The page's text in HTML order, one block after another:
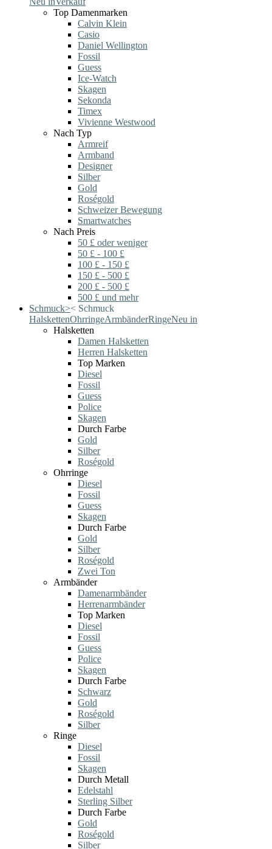
Top Damenmarken
Calvin Klein
Casio
Daniel Wellington
Fossil
Guess
Ice-Watch
Skagen
Sekonda
Timex
Vivienne Westwood
Nach Typ
Armreif
Armband
Designer
Silber
Gold
Roségold
Schweizer Bewegung
Smartwatches
Nach Preis
50 £ oder weniger
50 £ - 100 £
100 £ - 150 £
150 £ - 500 £
200 £ - 500 £
500 £ und mehr
Schmuck>< Schmuck
HalskettenOhrringeArmbänderRingeNeu in
Halsketten
Damen Halsketten
Herren Halsketten
Top Marken
Diesel
Fossil
Guess
Police
Skagen
Durch Farbe
Gold
Silber
Roségold
Ohrringe
Diesel
Fossil
Guess
Skagen
Durch Farbe
Gold
Silber
Roségold
Zwei Ton
Armbänder
Damenarmbänder
Herrenarmbänder
Top Marken
Diesel
Fossil
Guess
Police
Skagen
Durch Farbe
Schwarz
Gold
Roségold
Silber
Ringe
Diesel
Fossil
Skagen
Durch Metall
Edelstahl
Sterling Silber
Durch Farbe
Gold
Roségold
Silber